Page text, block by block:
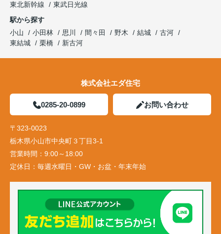
東北新幹線
東武日光線
駅から探す
小山
小田林 思川 間々田 野木 結城
古河
東結城
栗橋 新古河
株式会社エダ住宅
0285-20-0899 お問い合わせ
〒323-0023
栃木県小山市中央町３丁目3-1
営業時間： 9:00～18:00
定休日： 毎週水曜日・GW・お盆・年末年始